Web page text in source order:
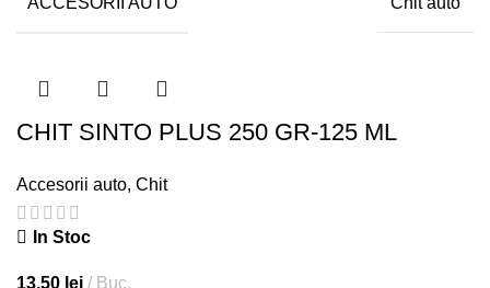
CHIT SINTO PLUS 250 GR-125 ML
Accesorii auto, Chit
In Stoc
13,50 lei Buc.